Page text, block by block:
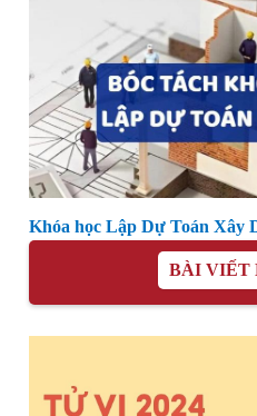
Khóa học Lập Dự Toán Xây
BÀI VIẾT